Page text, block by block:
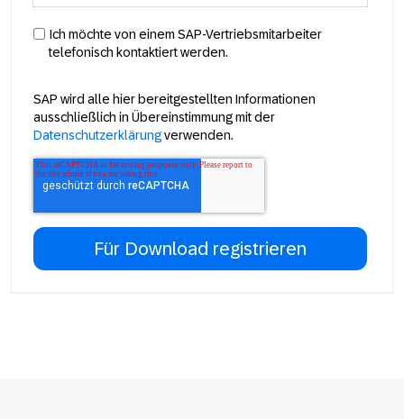
Ich möchte von einem SAP-Vertriebsmitarbeiter
telefonisch kontaktiert werden.
SAP wird alle hier bereitgestellten Informationen
ausschließlich in Übereinstimmung mit der
Datenschutzerklärungverwenden.